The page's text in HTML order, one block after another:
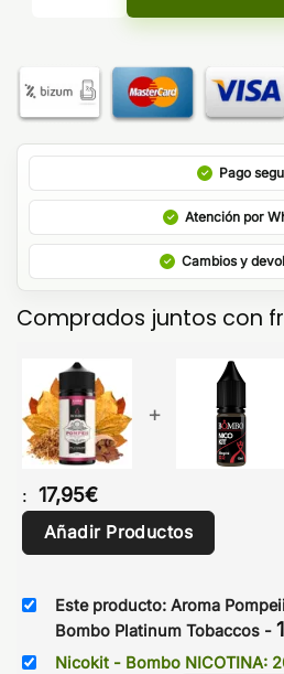
Pago
Atención por
Cambios y
Comprados juntos con
+
: 17,95€
Añadir Productos
Este producto: Aroma
Bombo Platinum Tobaccos -
Nicokit - Bombo NICOTINA: